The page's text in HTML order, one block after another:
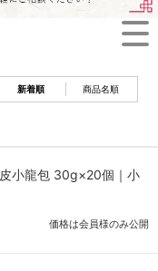
新着順 商品名順
皮小龍包 30g×20個｜小
価格は会員様のみ公開